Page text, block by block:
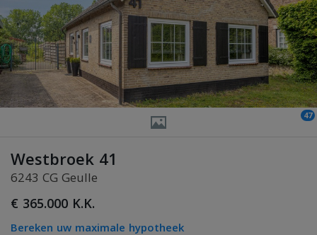
47
Westbroek 41
6243 CG Geulle
€ 365.000 K.K.
Bereken uw maximale hypotheek